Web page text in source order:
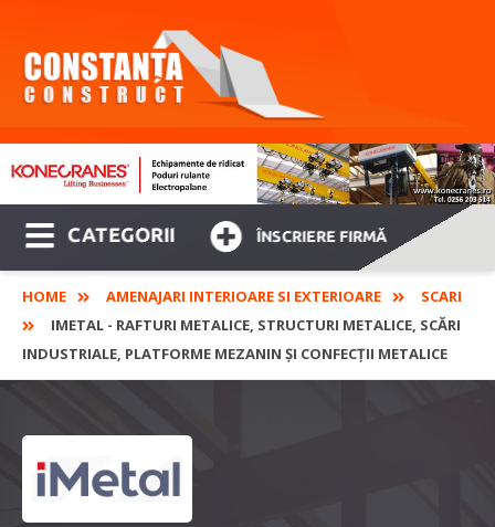
CATEGORII ÎNSCRIERE FIRMĂ
HOME AMENAJARI INTERIOARE SI EXTERIOARE
SCARI
IMETAL - RAFTURI METALICE, STRUCTURI METALICE, SCĂRI
INDUSTRIALE, PLATFORME MEZANIN ȘI CONFECȚII METALICE